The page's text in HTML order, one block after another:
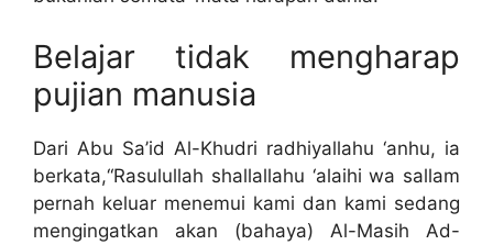
Belajar tidak mengharap
pujian manusia
Dari Abu Sa’id Al-Khudri radhiyallahu ‘anhu, ia
berkata,“Rasulullah shallallahu ‘alaihi wa sallam
pernah keluar menemui kami dan kami sedang
mengingatkan akan (bahaya) Al-Masih Ad-